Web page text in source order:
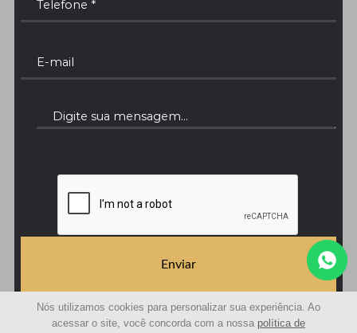
Enviar
Nós utilizamos cookies para personalizar sua experiência. Ao
acessar o site, você concorda com a nossa política de